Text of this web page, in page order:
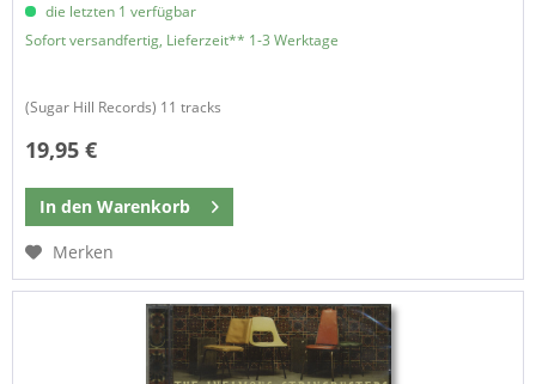
die letzten 1 verfügbar
Sofort versandfertig, Lieferzeit** 1-3 Werktage
​(Sugar Hill Records) 11 tracks
19,95 €
In den Warenkorb
Merken